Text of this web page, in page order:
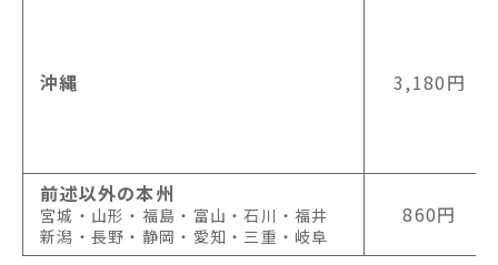
沖縄 3,180円
前述以外の本州
宮城・山形・福島・富山・石川・福井
新潟・長野・静岡・愛知・三重・岐阜
860円